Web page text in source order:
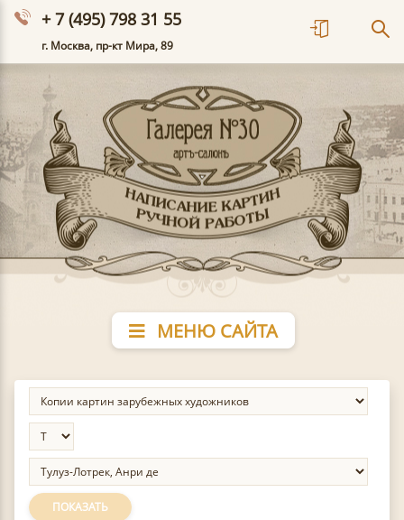
+ 7 (495) 798 31 55
г. Москва, пр-кт Мира, 89
МЕНЮ САЙТА
ПОКАЗАТЬ